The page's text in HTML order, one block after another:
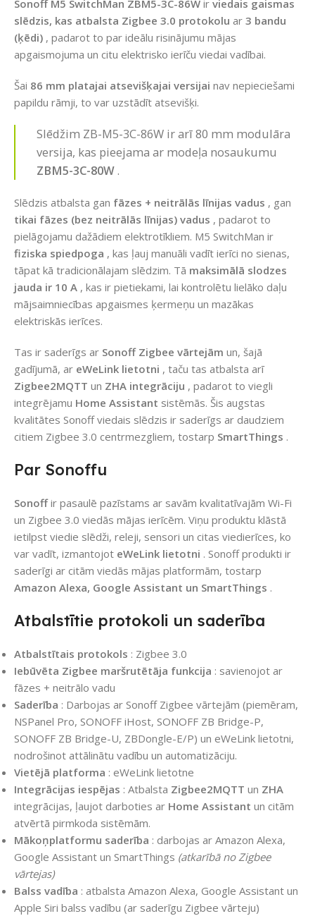
Sonoff M5 SwitchMan ZBM5-3C-86W ir viedais gaismas
slēdzis, kas atbalsta Zigbee 3.0 protokolu ar 3 bandu
(ķēdi) , padarot to par ideālu risinājumu mājas
apgaismojuma un citu elektrisko ierīču viedai vadībai.
Šai 86 mm platajai atsevišķajai versijai nav nepieciešami
papildu rāmji, to var uzstādīt atsevišķi.
Slēdžim ZB-M5-3C-86W ir arī 80 mm modulāra
versija, kas pieejama ar modeļa nosaukumu
ZBM5-3C-80W.
Slēdzis atbalsta gan fāzes + neitrālās līnijas vadus , gan
tikai fāzes (bez neitrālās līnijas) vadus , padarot to
pielāgojamu dažādiem elektrotīkliem. M5 SwitchMan ir
fiziska spiedpoga , kas ļauj manuāli vadīt ierīci no sienas,
tāpat kā tradicionālajam slēdzim. Tā maksimālā slodzes
jauda ir 10 A , kas ir pietiekami, lai kontrolētu lielāko daļu
mājsaimniecības apgaismes ķermeņu un mazākas
elektriskās ierīces.
Tas ir saderīgs ar Sonoff Zigbee vārtejām un, šajā
gadījumā, ar eWeLink lietotni , taču tas atbalsta arī
Zigbee2MQTT un ZHA integrāciju , padarot to viegli
integrējamu Home Assistant sistēmās. Šis augstas
kvalitātes Sonoff viedais slēdzis ir saderīgs ar daudziem
citiem Zigbee 3.0 centrmezgliem, tostarp SmartThings .
Par Sonoffu
Sonoffir pasaulē pazīstams ar savām kvalitatīvajām Wi-Fi
un Zigbee 3.0 viedās mājas ierīcēm. Viņu produktu klāstā
ietilpst viedie slēdži, releji, sensori un citas viedierīces, ko
var vadīt, izmantojot eWeLink lietotni . Sonoff produkti ir
saderīgi ar citām viedās mājas platformām, tostarp
Amazon Alexa, Google Assistant un SmartThings .
Atbalstītie protokoli un saderība
Atbalstītais protokols : Zigbee 3.0
Iebūvēta Zigbee maršrutētāja funkcija : savienojot ar
fāzes + neitrālo vadu
Saderība : Darbojas ar Sonoff Zigbee vārtejām (piemēram,
NSPanel Pro, SONOFF iHost, SONOFF ZB Bridge-P,
SONOFF ZB Bridge-U, ZBDongle-E/P) un eWeLink lietotni,
nodrošinot attālinātu vadību un automatizāciju.
Vietējā platforma : eWeLink lietotne
Integrācijas iespējas : Atbalsta Zigbee2MQTT un ZHA
integrācijas, ļaujot darboties ar Home Assistant un citām
atvērtā pirmkoda sistēmām.
Mākoņplatformu saderība : darbojas ar Amazon Alexa,
Google Assistant un SmartThings (atkarībā no Zigbee
vārtejas)
Balss vadība : atbalsta Amazon Alexa, Google Assistant un
Apple Siri balss vadību (ar saderīgu Zigbee vārteju)